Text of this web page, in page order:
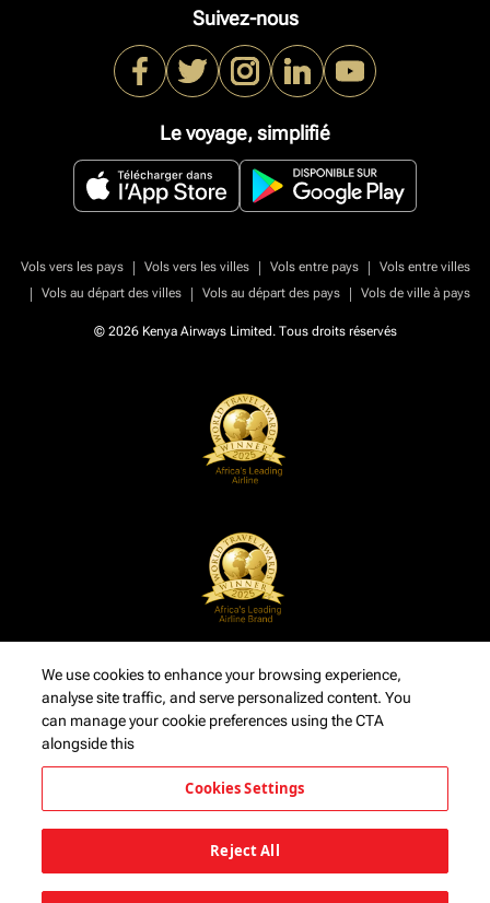
Suivez-nous
Le voyage, simplifié
Vols vers les pays | Vols vers les villes | Vols entre pays |
Vols entre villes
|
Vols au départ des villes | Vols au départ des pays | Vols de ville à pays
© 2026 Kenya Airways Limited. Tous droits réservés
We use cookies to enhance your browsing experience,
analyse site traffic, and serve personalized content. You
can manage your cookie preferences using the CTA
alongside this
Cookies Settings
Reject All